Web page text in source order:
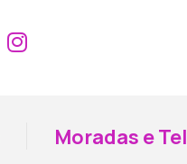
Aceder ao
Aceder ao
Moradas e